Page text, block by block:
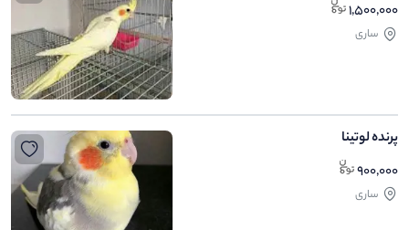
1,500,000
ساری
پرنده لوتینا
900,000
ساری